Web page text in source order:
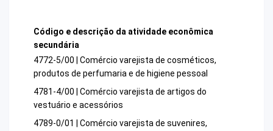
Código e descrição da atividade econômica
secundária
4772-5/00 | Comércio varejista de cosméticos,
produtos de perfumaria e de higiene pessoal
4781-4/00 | Comércio varejista de artigos do
vestuário e acessórios
4789-0/01 | Comércio varejista de suvenires,